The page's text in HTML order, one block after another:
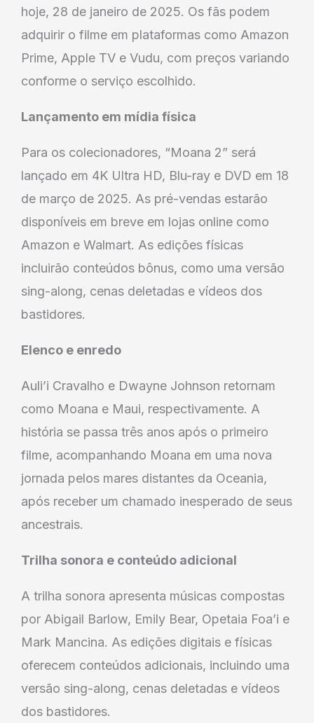
hoje, 28 de janeiro de 2025. Os fãs podem
adquirir o filme em plataformas como Amazon
Prime, Apple TV e Vudu, com preços variando
conforme o serviço escolhido.
Lançamento em mídia física
Para os colecionadores, “Moana 2” será
lançado em 4K Ultra HD, Blu-ray e DVD em 18
de março de 2025. As pré-vendas estarão
disponíveis em breve em lojas online como
Amazon e Walmart. As edições físicas
incluirão conteúdos bônus, como uma versão
sing-along, cenas deletadas e vídeos dos
bastidores.
Elenco e enredo
Auli’i Cravalho e Dwayne Johnson retornam
como Moana e Maui, respectivamente. A
história se passa três anos após o primeiro
filme, acompanhando Moana em uma nova
jornada pelos mares distantes da Oceania,
após receber um chamado inesperado de seus
ancestrais.
Trilha sonora e conteúdo adicional
A trilha sonora apresenta músicas compostas
por Abigail Barlow, Emily Bear, Opetaia Foa’i e
Mark Mancina. As edições digitais e físicas
oferecem conteúdos adicionais, incluindo uma
versão sing-along, cenas deletadas e vídeos
dos bastidores.